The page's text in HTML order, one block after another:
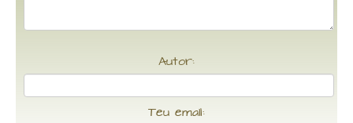
Autor:
Teu email: